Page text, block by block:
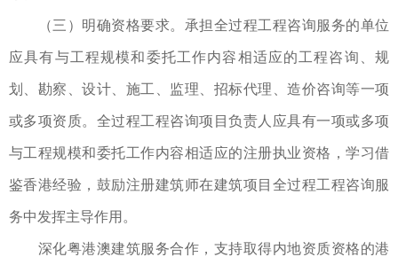
（三）明确资格要求。承担全过程工程咨询服务的单位
应具有与工程规模和委托工作内容相适应的工程咨询、规
划、勘察、设计、施工、监理、招标代理、造价咨询等一项
或多项资质。全过程工程咨询项目负责人应具有一项或多项
与工程规模和委托工作内容相适应的注册执业资格，学习借
鉴香港经验，鼓励注册建筑师在建筑项目全过程工程咨询服
务中发挥主导作用。
深化粤港澳建筑服务合作，支持取得内地资质资格的港